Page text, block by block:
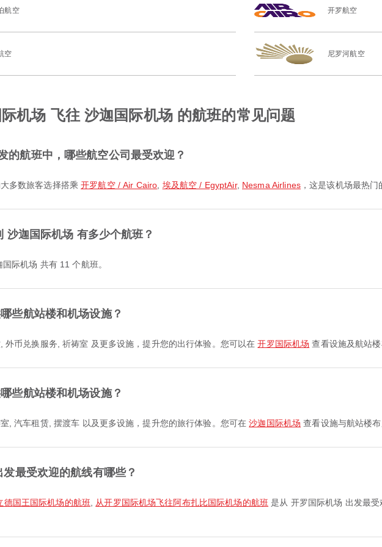
航空 开罗航空
空 尼罗河航空
机场 飞往 沙迦国际机场 的航班的常见问题
的航班中，哪些航空公司最受欢迎？
大多数旅客选择搭乘开罗航空 / Air Cairo 埃及航空 / EgyptAir, Nesma Airlines，这是该机场最热门
沙迦国际机场 有多少个航班？
国际机场 共有 11 个航班。
些航站楼和机场设施？
, 外币兑换服务, 祈祷室 及更多设施，提升您的出行体验。您可以在开罗国际机场 查看设施及航站楼
些航站楼和机场设施？
室, 汽车租赁, 摆渡车 以及更多设施，提升您的旅行体验。您可在沙迦国际机场 查看设施与航站楼布
最受欢迎的航线有哪些？
德国王国际机场的航班 从开罗国际机场飞往阿布扎比国际机场的航班 是从 开罗国际机场 出发最